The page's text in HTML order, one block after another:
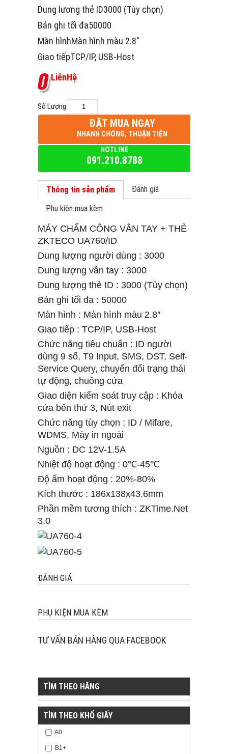
Dung lượng thẻ ID3000 (Tùy chọn)
Bản ghi tối đa50000
Màn hìnhMàn hình màu 2.8″
Giao tiếpTCP/IP, USB-Host
LiênHệ
Số Lượng:
ĐẶT MUA NGAY
NHANH CHÓNG, THUẬN TIỆN
HOTLINE
091.210.8788
Thông tin sản phẩm
Đánh giá
Phụ kiện mua kèm
MÁY CHẤM CÔNG VÂN TAY + THẺ
ZKTECO UA760/ID
Dung lượng người dùng : 3000
Dung lượng vân tay : 3000
Dung lượng thẻ ID : 3000 (Tùy chọn)
Bản ghi tối đa : 50000
Màn hình : Màn hình màu 2.8″
Giao tiếp : TCP/IP, USB-Host
Chức năng tiêu chuẩn : ID người
dùng 9 số, T9 Input, SMS, DST, Self-
Service Query, chuyển đổi trạng thái
tự động, chuông cửa
Giao diện kiểm soát truy cập : Khóa
cửa bên thứ 3, Nút exit
Chức năng tùy chọn : ID / Mifare,
WDMS, Máy in ngoài
Nguồn : DC 12V-1.5A
Nhiệt độ hoạt động : 0℃-45℃
Độ ẩm hoạt động : 20%-80%
Kích thước : 186x138x43.6mm
Phần mềm tương thích : ZKTime.Net
3.0
ĐÁNH GIÁ
PHỤ KIỆN MUA KÈM
TƯ VẤN BÁN HÀNG QUA FACEBOOK
TÌM THEO HÃNG
TÌM THEO KHỔ GIẤY
A0
B1+